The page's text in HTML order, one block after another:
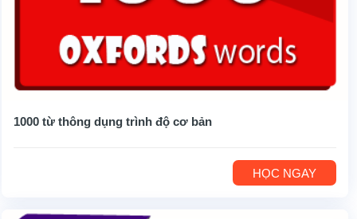
1000 từ thông dụng trình độ cơ bản
HỌC NGAY